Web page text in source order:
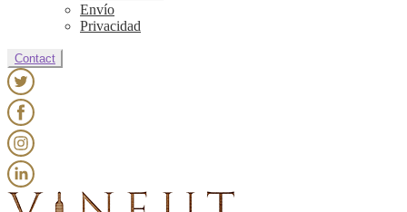
Envío
Privacidad
Contact